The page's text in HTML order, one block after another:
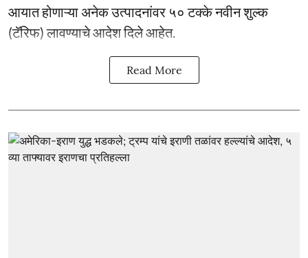
आयात होणाऱ्या अनेक उत्पादनांवर ५० टक्के नवीन शुल्क
(टॅरिफ) लावण्याचे आदेश दिले आहेत.
Read More